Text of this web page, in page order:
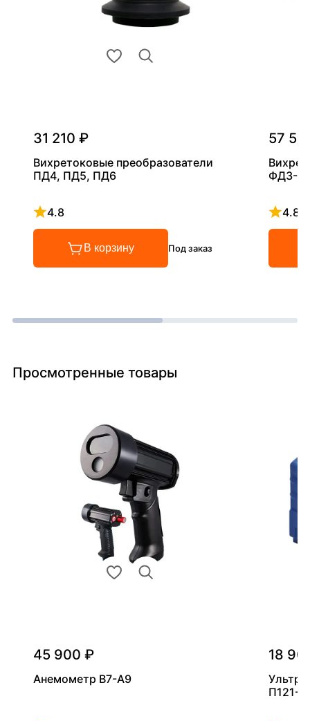
31 210 ₽
Вихретоковые преобразователи
ПД4, ПД5, ПД6
4.8
Рейтинг 4.8 из 5
В корзину Под заказ
57
ФД3-
4.8
Просмотренные товары
45 900 ₽
Анемометр В7-А9
18
П121-